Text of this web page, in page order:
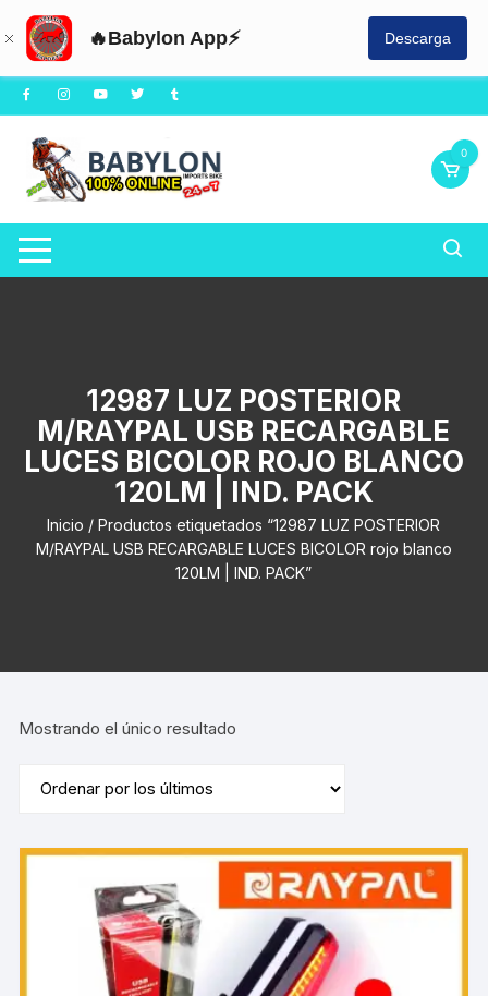
🔥Babylon App⚡ Descarga
Saltar
al
contenido
0
12987 LUZ POSTERIOR
M/RAYPAL USB RECARGABLE
LUCES BICOLOR ROJO BLANCO
120LM | IND. PACK
Inicio / Productos etiquetados “12987 LUZ POSTERIOR
M/RAYPAL USB RECARGABLE LUCES BICOLOR rojo blanco
120LM | IND. PACK”
Mostrando el único resultado